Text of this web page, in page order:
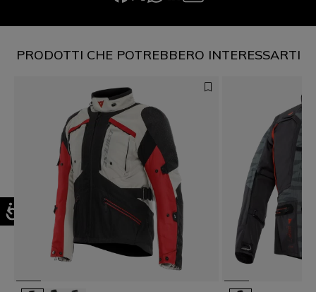
PRODOTTI CHE POTREBBERO INTERESSARTI